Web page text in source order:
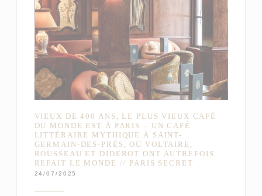
VIEUX DE 400 ANS, LE PLUS VIEUX CAFÉ
DU MONDE EST À PARIS – UN CAFÉ
LITTÉRAIRE MYTHIQUE À SAINT-
GERMAIN-DES-PRÈS, OÙ VOLTAIRE,
ROUSSEAU ET DIDEROT ONT AUTREFOIS
REFAIT LE MONDE // PARIS SECRET
24/07/2025